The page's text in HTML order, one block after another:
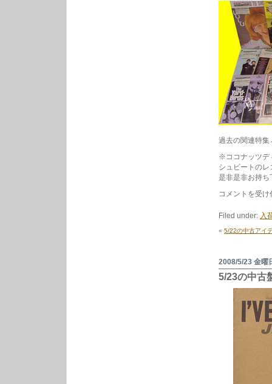
過去の関連特
※ココナッツデ
シュビートの
是非是非お持ち
ム
ラ
ー
ジ
ー
コメントを受
Filed under: 入
« 5/22の中古アイ
2008/5/23 金曜
5/23の中古